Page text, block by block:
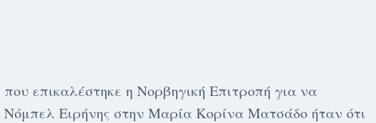
επικαλέστηκε η Νορβηγική Επιτροπή για να
Νόμπελ Ειρήνης στην Μαρία Κορίνα Ματσάδο ήταν ότι